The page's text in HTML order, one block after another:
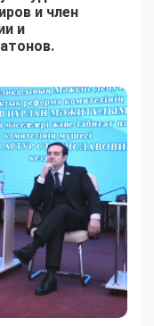
иров и член
и